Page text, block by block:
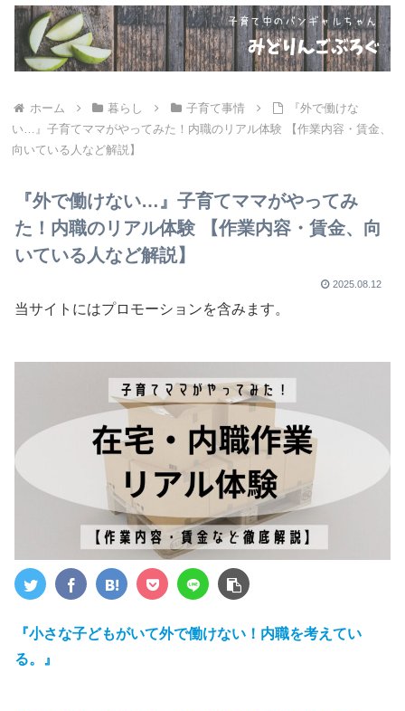
ホーム 暮らし 子育て事情
『外で働けな
い…』子育てママがやってみた！内職のリアル体験 【作業内容・賃金、
向いている人など解説】
『外で働けない…』子育てママがやってみ
た！内職のリアル体験 【作業内容・賃金、向
いている人など解説】
2025.08.12
当サイトにはプロモーションを含みます。
『小さな子どもがいて外で働けない！内職を考えてい
る。』